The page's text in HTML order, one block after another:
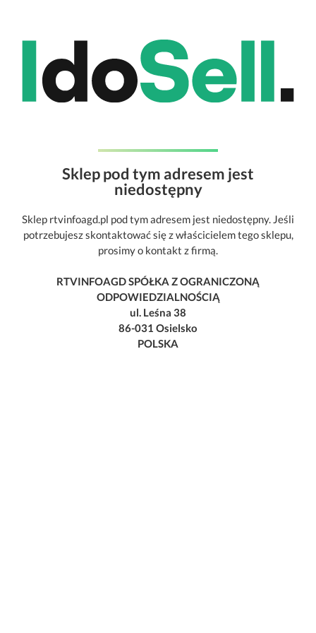
Sklep pod tym adresem jest
niedostępny
Sklep rtvinfoagd.pl pod tym adresem jest niedostępny. Jeśli
potrzebujesz skontaktować się z właścicielem tego sklepu,
prosimy o kontakt z firmą.
RTVINFOAGD SPÓŁKA Z OGRANICZONĄ
ODPOWIEDZIALNOŚCIĄ
ul. Leśna 38
86-031 Osielsko
POLSKA